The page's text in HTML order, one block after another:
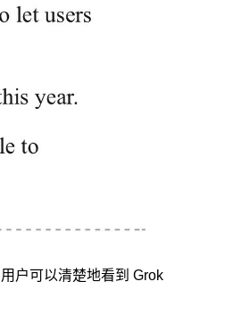
户可以清楚地看到 Grok